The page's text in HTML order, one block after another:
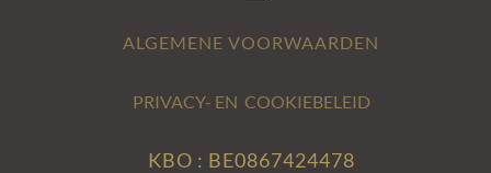
ALGEMENE VOORWAARDEN
PRIVACY- EN COOKIEBELEID
KBO : BE0867424478